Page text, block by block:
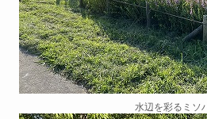
水辺を彩るミソ